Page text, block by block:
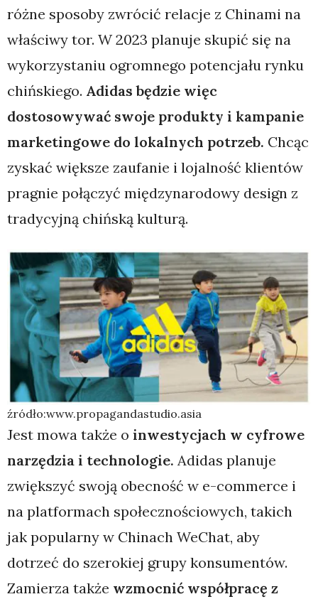
różne sposoby zwrócić relacje z Chinami na
właściwy tor. W 2023 planuje skupić się na
wykorzystaniu ogromnego potencjału rynku
chińskiego. Adidas będzie więc
dostosowywać swoje produkty i kampanie
marketingowe do lokalnych potrzeb. Chcąc
zyskać większe zaufanie i lojalność klientów
pragnie połączyć międzynarodowy design z
tradycyjną chińską kulturą.
źródło:www.propagandastudio.asia
Jest mowa także o inwestycjach w cyfrowe
narzędzia i technologie. Adidas planuje
zwiększyć swoją obecność w e-commerce i
na platformach społecznościowych, takich
jak popularny w Chinach WeChat, aby
dotrzeć do szerokiej grupy konsumentów.
Zamierza także wzmocnić współpracę z